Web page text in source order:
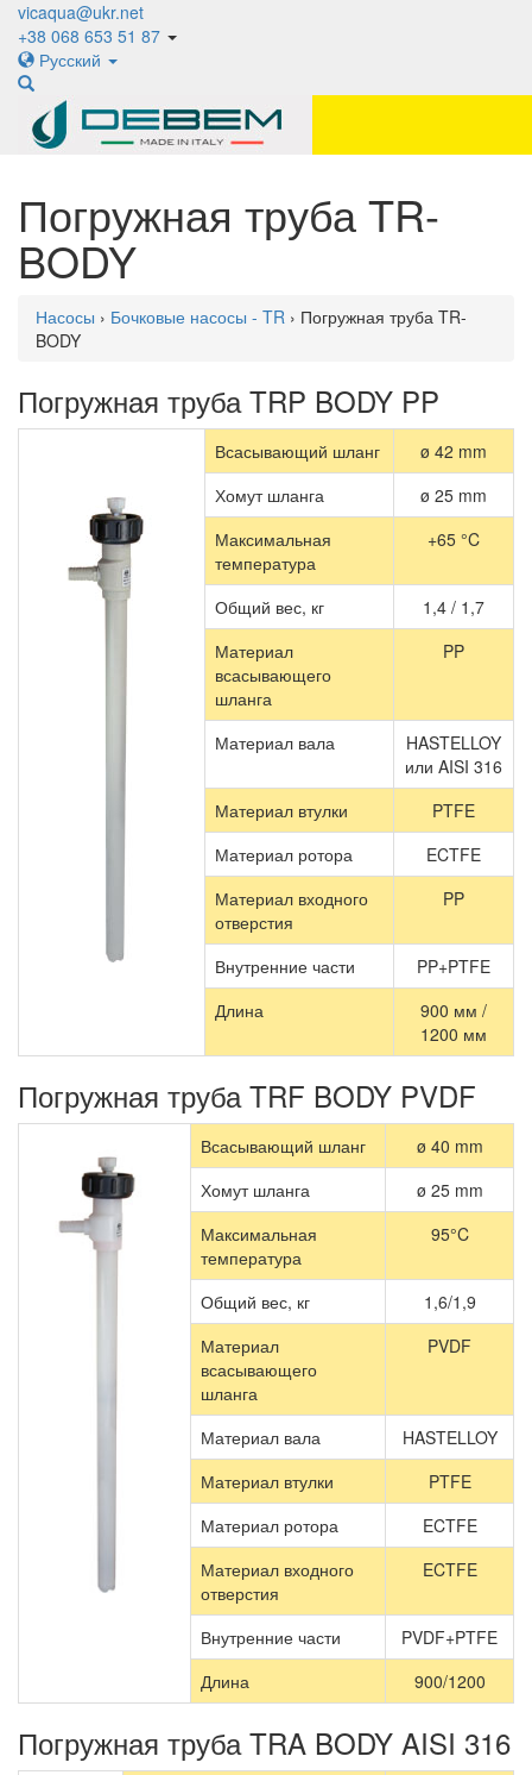
vicaqua@ukr.net
+38 068 653 51 87
Русский
Погружная труба TR-
BODY
Насосы › Бочковые насосы - TR › Погружная труба TR-
BODY
Погружная труба TRP BODY PP
Всасывающий шланг
ø 42 mm
Хомут шланга
ø 25 mm
Максимальная
температура
+65 °C
Общий вес, кг
1,4 / 1,7
Материал
всасывающего
шланга
PP
Материал вала
HASTELLOY
или AISI 316
Материал втулки
PTFE
Материал ротора
ECTFE
Материал входного
отверстия
PP
Внутренние части
PP+PTFE
Длина
900 мм /
1200 мм
Погружная труба TRF BODY PVDF
Всасывающий шланг
ø 40 mm
Хомут шланга
ø 25 mm
Максимальная
температура
95°C
Общий вес, кг
1,6/1,9
Материал
всасывающего
шланга
PVDF
Материал вала
HASTELLOY
Материал втулки
PTFE
Материал ротора
ECTFE
Материал входного
отверстия
ECTFE
Внутренние части PVDF+PTFE
Длина
900/1200
Погружная труба TRA BODY AISI 316